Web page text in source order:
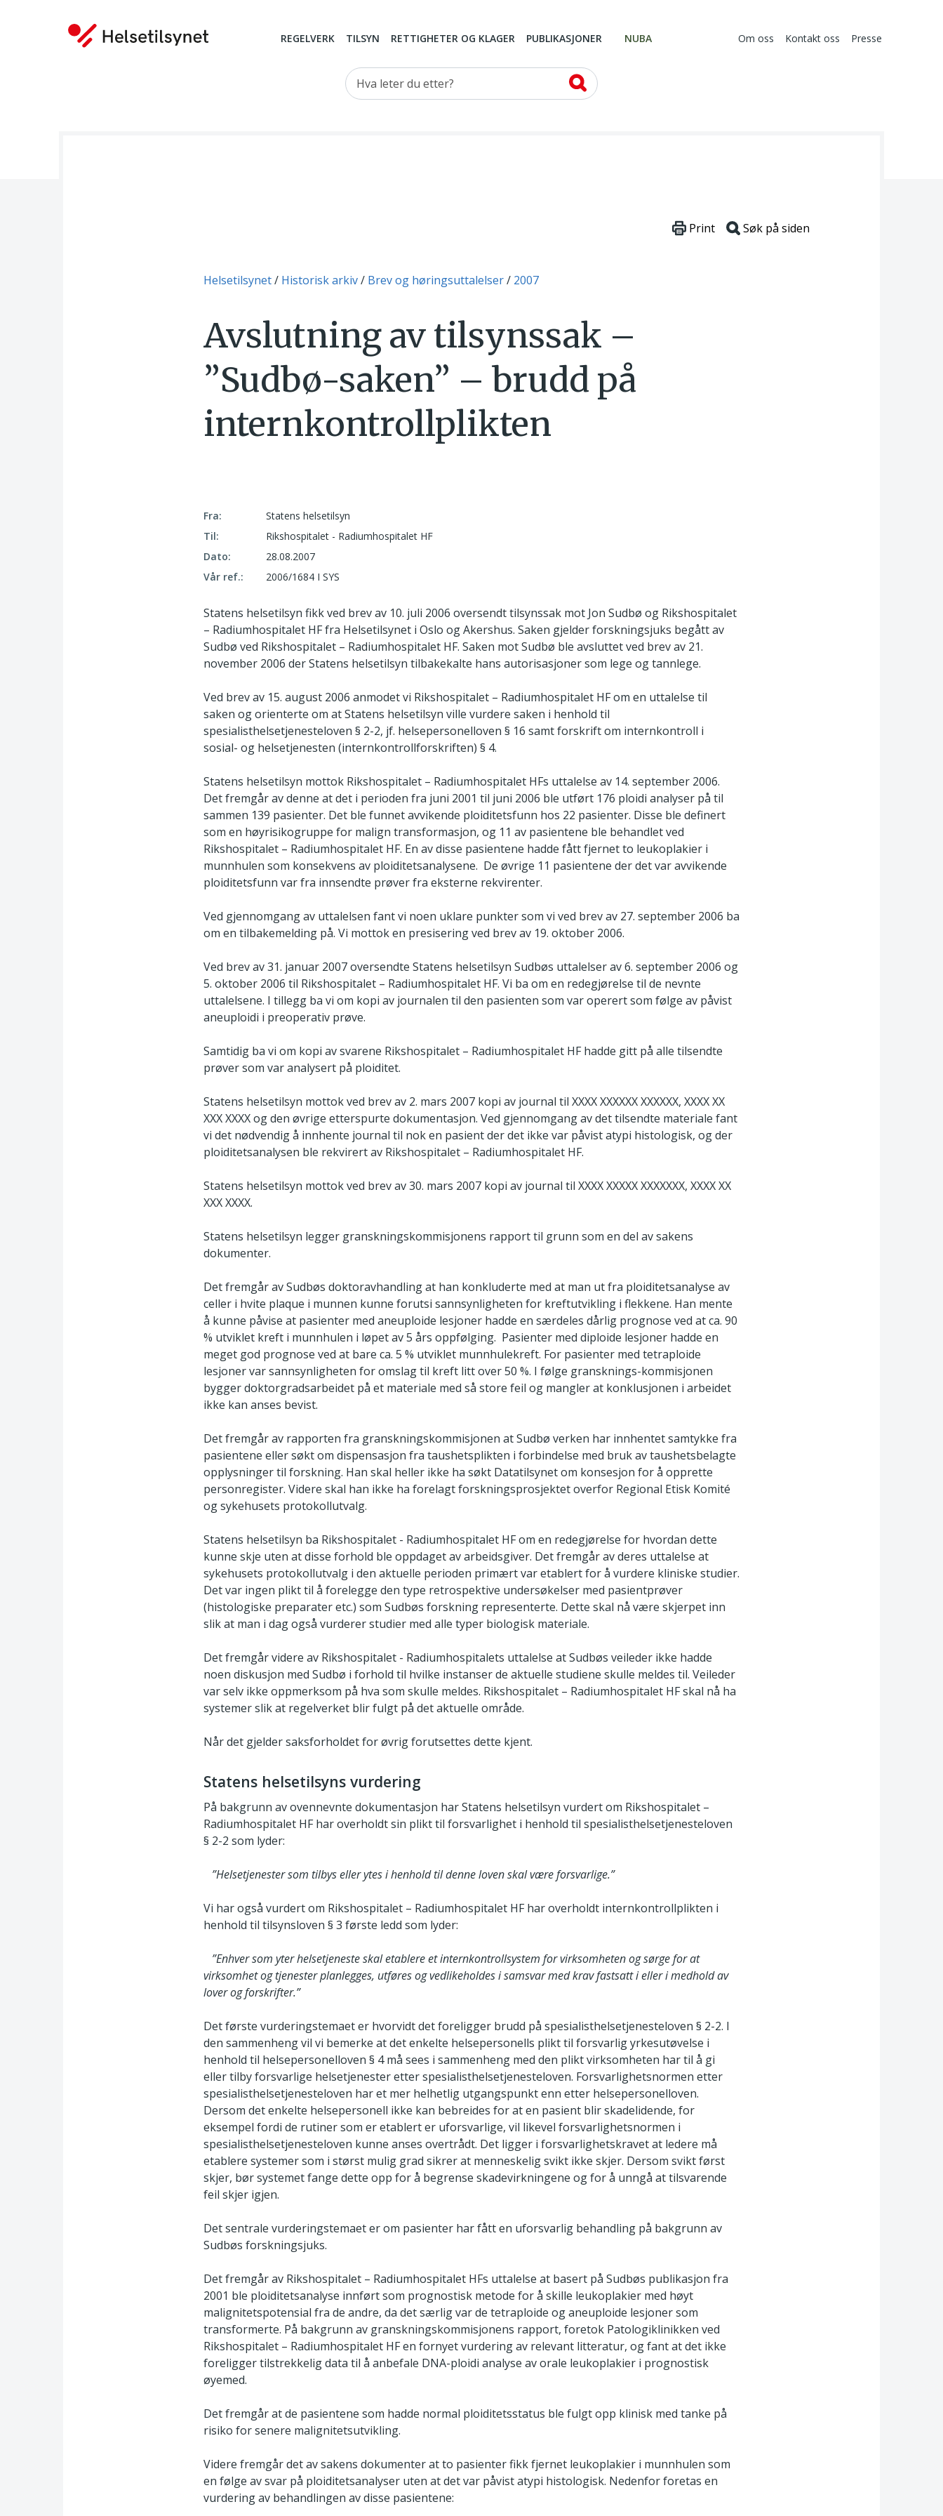
REGELVERK TILSYN RETTIGHETER OG KLAGER PUBLIKASJONER NUBA Om oss Kontakt oss Presse
Hva leter du etter?
Du er her:
Helsetilsynet Historisk arkiv Brev og høringsuttalelser 2007
Print Søk på siden
Avslutning av tilsynssak –
”Sudbø-saken” – brudd på
internkontrollplikten
Fra:
Statens helsetilsyn
Til:
Rikshospitalet - Radiumhospitalet HF
Dato:
28.08.2007
Vår ref.:
2006/1684 I SYS
Statens helsetilsyn fikk ved brev av 10. juli 2006 oversendt tilsynssak mot Jon Sudbø og Rikshospitalet
– Radiumhospitalet HF fra Helsetilsynet i Oslo og Akershus. Saken gjelder forskningsjuks begått av
Sudbø ved Rikshospitalet – Radiumhospitalet HF. Saken mot Sudbø ble avsluttet ved brev av 21.
november 2006 der Statens helsetilsyn tilbakekalte hans autorisasjoner som lege og tannlege.
Ved brev av 15. august 2006 anmodet vi Rikshospitalet – Radiumhospitalet HF om en uttalelse til
saken og orienterte om at Statens helsetilsyn ville vurdere saken i henhold til
spesialisthelsetjenesteloven § 2-2, jf. helsepersonelloven § 16 samt forskrift om internkontroll i
sosial- og helsetjenesten (internkontrollforskriften) § 4.
Statens helsetilsyn mottok Rikshospitalet – Radiumhospitalet HFs uttalelse av 14. september 2006.
Det fremgår av denne at det i perioden fra juni 2001 til juni 2006 ble utført 176 ploidi analyser på til
sammen 139 pasienter. Det ble funnet avvikende ploiditetsfunn hos 22 pasienter. Disse ble definert
som en høyrisikogruppe for malign transformasjon, og 11 av pasientene ble behandlet ved
Rikshospitalet – Radiumhospitalet HF. En av disse pasientene hadde fått fjernet to leukoplakier i
munnhulen som konsekvens av ploiditetsanalysene. De øvrige 11 pasientene der det var avvikende
ploiditetsfunn var fra innsendte prøver fra eksterne rekvirenter.
Ved gjennomgang av uttalelsen fant vi noen uklare punkter som vi ved brev av 27. september 2006 ba
om en tilbakemelding på. Vi mottok en presisering ved brev av 19. oktober 2006.
Ved brev av 31. januar 2007 oversendte Statens helsetilsyn Sudbøs uttalelser av 6. september 2006 og
5. oktober 2006 til Rikshospitalet – Radiumhospitalet HF. Vi ba om en redegjørelse til de nevnte
uttalelsene. I tillegg ba vi om kopi av journalen til den pasienten som var operert som følge av påvist
aneuploidi i preoperativ prøve.
Samtidig ba vi om kopi av svarene Rikshospitalet – Radiumhospitalet HF hadde gitt på alle tilsendte
prøver som var analysert på ploiditet.
Statens helsetilsyn mottok ved brev av 2. mars 2007 kopi av journal til XXXX XXXXXX XXXXXX, XXXX XX
XXX XXXX og den øvrige etterspurte dokumentasjon. Ved gjennomgang av det tilsendte materiale fant
vi det nødvendig å innhente journal til nok en pasient der det ikke var påvist atypi histologisk, og der
ploiditetsanalysen ble rekvirert av Rikshospitalet – Radiumhospitalet HF.
Statens helsetilsyn mottok ved brev av 30. mars 2007 kopi av journal til XXXX XXXXX XXXXXXX, XXXX XX
XXX XXXX.
Statens helsetilsyn legger granskningskommisjonens rapport til grunn som en del av sakens
dokumenter.
Det fremgår av Sudbøs doktoravhandling at han konkluderte med at man ut fra ploiditetsanalyse av
celler i hvite plaque i munnen kunne forutsi sannsynligheten for kreftutvikling i flekkene. Han mente
å kunne påvise at pasienter med aneuploide lesjoner hadde en særdeles dårlig prognose ved at ca. 90
% utviklet kreft i munnhulen i løpet av 5 års oppfølging. Pasienter med diploide lesjoner hadde en
meget god prognose ved at bare ca. 5 % utviklet munnhulekreft. For pasienter med tetraploide
lesjoner var sannsynligheten for omslag til kreft litt over 50 %. I følge gransknings-kommisjonen
bygger doktorgradsarbeidet på et materiale med så store feil og mangler at konklusjonen i arbeidet
ikke kan anses bevist.
Det fremgår av rapporten fra granskningskommisjonen at Sudbø verken har innhentet samtykke fra
pasientene eller søkt om dispensasjon fra taushetsplikten i forbindelse med bruk av taushetsbelagte
opplysninger til forskning. Han skal heller ikke ha søkt Datatilsynet om konsesjon for å opprette
personregister. Videre skal han ikke ha forelagt forskningsprosjektet overfor Regional Etisk Komité
og sykehusets protokollutvalg.
Statens helsetilsyn ba Rikshospitalet - Radiumhospitalet HF om en redegjørelse for hvordan dette
kunne skje uten at disse forhold ble oppdaget av arbeidsgiver. Det fremgår av deres uttalelse at
sykehusets protokollutvalg i den aktuelle perioden primært var etablert for å vurdere kliniske studier.
Det var ingen plikt til å forelegge den type retrospektive undersøkelser med pasientprøver
(histologiske preparater etc.) som Sudbøs forskning representerte. Dette skal nå være skjerpet inn
slik at man i dag også vurderer studier med alle typer biologisk materiale.
Det fremgår videre av Rikshospitalet - Radiumhospitalets uttalelse at Sudbøs veileder ikke hadde
noen diskusjon med Sudbø i forhold til hvilke instanser de aktuelle studiene skulle meldes til. Veileder
var selv ikke oppmerksom på hva som skulle meldes. Rikshospitalet – Radiumhospitalet HF skal nå ha
systemer slik at regelverket blir fulgt på det aktuelle område.
Når det gjelder saksforholdet for øvrig forutsettes dette kjent.
Statens helsetilsyns vurdering
På bakgrunn av ovennevnte dokumentasjon har Statens helsetilsyn vurdert om Rikshospitalet –
Radiumhospitalet HF har overholdt sin plikt til forsvarlighet i henhold til spesialisthelsetjenesteloven
§ 2-2 som lyder:
”Helsetjenester som tilbys eller ytes i henhold til denne loven skal være forsvarlige.”
Vi har også vurdert om Rikshospitalet – Radiumhospitalet HF har overholdt internkontrollplikten i
henhold til tilsynsloven § 3 første ledd som lyder:
”Enhver som yter helsetjeneste skal etablere et internkontrollsystem for virksomheten og sørge for at
virksomhet og tjenester planlegges, utføres og vedlikeholdes i samsvar med krav fastsatt i eller i medhold av
lover og forskrifter.”
Det første vurderingstemaet er hvorvidt det foreligger brudd på spesialisthelsetjenesteloven § 2-2. I
den sammenheng vil vi bemerke at det enkelte helsepersonells plikt til forsvarlig yrkesutøvelse i
henhold til helsepersonelloven § 4 må sees i sammenheng med den plikt virksomheten har til å gi
eller tilby forsvarlige helsetjenester etter spesialisthelsetjenesteloven. Forsvarlighetsnormen etter
spesialisthelsetjenesteloven har et mer helhetlig utgangspunkt enn etter helsepersonelloven.
Dersom det enkelte helsepersonell ikke kan bebreides for at en pasient blir skadelidende, for
eksempel fordi de rutiner som er etablert er uforsvarlige, vil likevel forsvarlighetsnormen i
spesialisthelsetjenesteloven kunne anses overtrådt. Det ligger i forsvarlighetskravet at ledere må
etablere systemer som i størst mulig grad sikrer at menneskelig svikt ikke skjer. Dersom svikt først
skjer, bør systemet fange dette opp for å begrense skadevirkningene og for å unngå at tilsvarende
feil skjer igjen.
Det sentrale vurderingstemaet er om pasienter har fått en uforsvarlig behandling på bakgrunn av
Sudbøs forskningsjuks.
Det fremgår av Rikshospitalet – Radiumhospitalet HFs uttalelse at basert på Sudbøs publikasjon fra
2001 ble ploiditetsanalyse innført som prognostisk metode for å skille leukoplakier med høyt
malignitetspotensial fra de andre, da det særlig var de tetraploide og aneuploide lesjoner som
transformerte. På bakgrunn av granskningskommisjonens rapport, foretok Patologiklinikken ved
Rikshospitalet – Radiumhospitalet HF en fornyet vurdering av relevant litteratur, og fant at det ikke
foreligger tilstrekkelig data til å anbefale DNA-ploidi analyse av orale leukoplakier i prognostisk
øyemed.
Det fremgår at de pasientene som hadde normal ploiditetsstatus ble fulgt opp klinisk med tanke på
risiko for senere malignitetsutvikling.
Videre fremgår det av sakens dokumenter at to pasienter fikk fjernet leukoplakier i munnhulen som
en følge av svar på ploiditetsanalyser uten at det var påvist atypi histologisk. Nedenfor foretas en
vurdering av behandlingen av disse pasientene: